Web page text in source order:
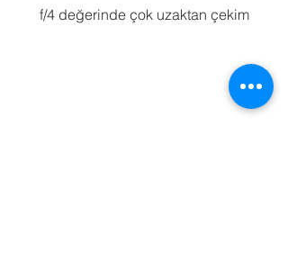
f/4 değerinde çok uzaktan çekim